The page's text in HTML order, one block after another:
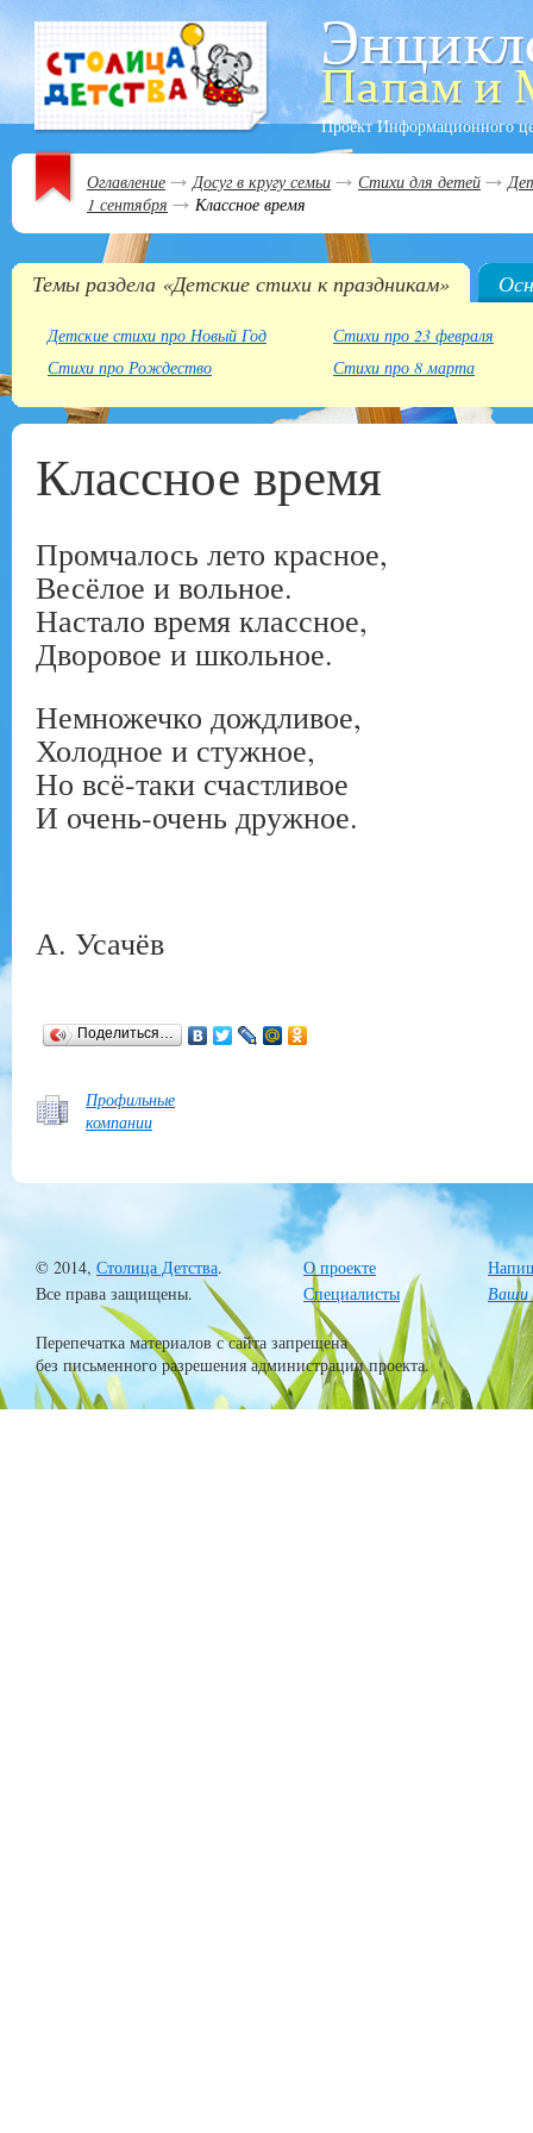
Проект Информационного
Оглавление Досуг в кругу семьи Стихи для детей
1 сентября
Классное время
Темы раздела «Детские стихи к праздникам»
Детские стихи про Новый Год
Стихи про Рождество
Стихи про 23 февраля
Стихи про 8 марта
Классное время
Промчалось лето красное,
Весёлое и вольное.
Настало время классное,
Дворовое и школьное.
Немножечко дождливое,
Холодное и стужное,
Но всё-таки счастливое
И очень-очень дружное.
А. Усачёв
Поделиться…
Профильные
компании
© 2014, Столица Детства.
Все права защищены.
О проекте
Специалисты
Ваши
Перепечатка материалов с сайта запрещена
без письменного разрешения администрации проекта.